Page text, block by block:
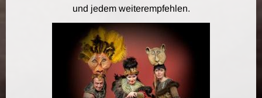
und jedem weiterempfehlen.